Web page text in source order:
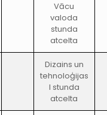
Vācu
valoda
stunda
atcelta
Dizains un
tehnoloģijas
I stunda
atcelta